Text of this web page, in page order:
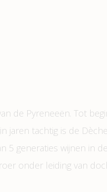
de Pyreneeën. Tot
jaren tachtig is de
5 generaties wijnen in
onder leiding van